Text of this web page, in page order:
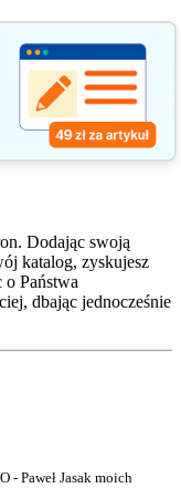
Dodając swoją
katalog, zyskujesz
Państwa
dbając jednocześnie
- Paweł Jasak moich